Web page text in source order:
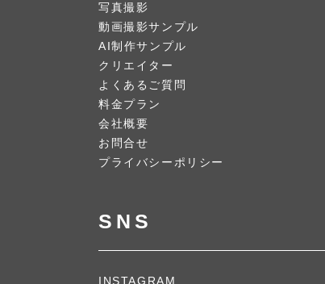
写真撮影
動画撮影サンプル
AI制作サンプル
クリエイター
よくあるご質問
料金プラン
会社概要
お問合せ
プライバシーポリシー
SNS
INSTAGRAM